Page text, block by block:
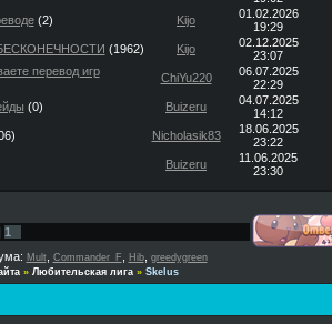
(2) Kijo
01.02.2026
19:29
БЕСКОНЕЧНОСТИ (1962) Kijo
02.12.2025
23:07
перевод игр
ChiYu220
06.07.2025
22:29
(0) Buizeru
04.07.2025
14:12
Nicholasik83
18.06.2025
23:22
Buizeru
11.06.2025
23:30
1
Mult Commander_F Hib, greedygreen
» Любительская лига » Skelus